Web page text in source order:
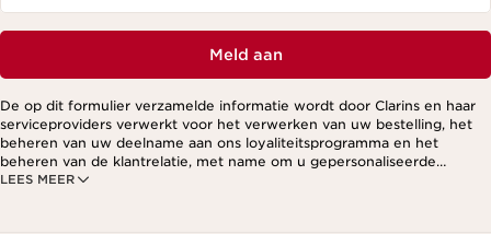
Meld aan
LEES MEER
De op dit formulier verzamelde informatie wordt door Clarins en haar
serviceproviders verwerkt voor het verwerken van uw bestelling, het
beheren van uw deelname aan ons loyaliteitsprogramma en het
beheren van de klantrelatie, met name om u gepersonaliseerde
aanbiedingen te kunnen sturen op basis van uw eerdere aankopen en